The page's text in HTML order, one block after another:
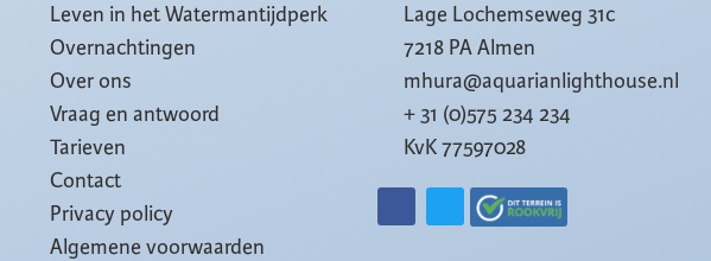
Leven in het Watermantijdperk
Overnachtingen
Over ons
Vraag en antwoord
Tarieven
Contact
Privacy policy
Algemene voorwaarden
Lage Lochemseweg 31c
7218 PA Almen
mhura@aquarianlighthouse.nl
+ 31 (0)575 234 234
KvK 77597028